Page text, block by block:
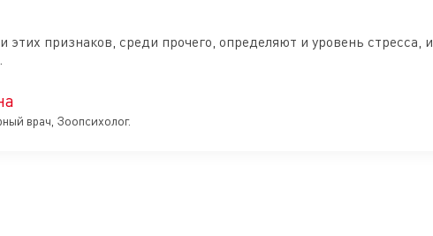
признаков, среди прочего, определяют и уровень стресса, и
врач, Зоопсихолог.